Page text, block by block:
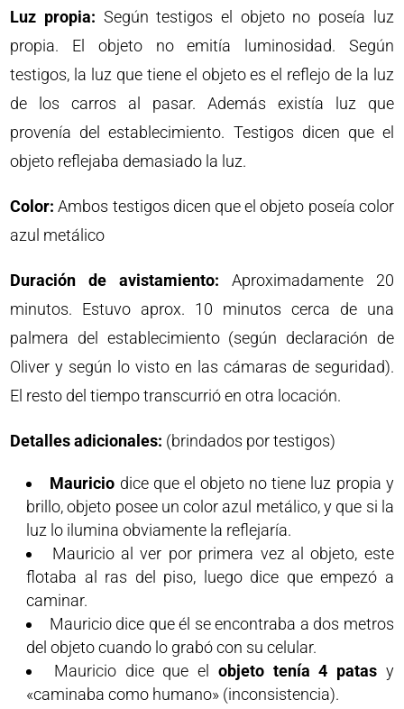
Luz propia: Según testigos el objeto no poseía luz
propia. El objeto no emitía luminosidad. Según
testigos, la luz que tiene el objeto es el reflejo de la luz
de los carros al pasar. Además existía luz que
provenía del establecimiento. Testigos dicen que el
objeto reflejaba demasiado la luz.
Color: Ambos testigos dicen que el objeto poseía color
azul metálico
Duración de avistamiento: Aproximadamente 20
minutos. Estuvo aprox. 10 minutos cerca de una
palmera del establecimiento (según declaración de
Oliver y según lo visto en las cámaras de seguridad).
El resto del tiempo transcurrió en otra locación.
Detalles adicionales: (brindados por testigos)
Mauricio dice que el objeto no tiene luz propia y
brillo, objeto posee un color azul metálico, y que si la
luz lo ilumina obviamente la reflejaría.
Mauricio al ver por primera vez al objeto, este
flotaba al ras del piso, luego dice que empezó a
caminar.
Mauricio dice que él se encontraba a dos metros
del objeto cuando lo grabó con su celular.
Mauricio dice que el objeto tenía 4 patas y
«caminaba como humano» (inconsistencia).